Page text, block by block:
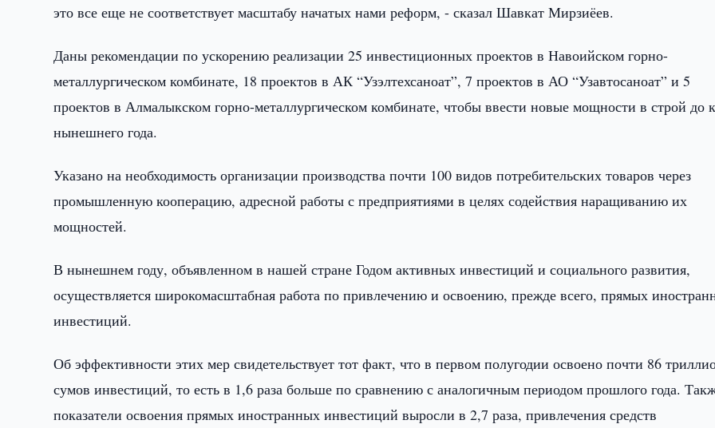
это все еще не соответствует масштабу начатых нами реформ, - сказал Шавкат Мирзиёев.
Даны рекомендации по ускорению реализации 25 инвестиционных проектов в Навоийском горно-
металлургическом комбинате, 18 проектов в АК “Узэлтехсаноат”, 7 проектов в АО “Узавтосаноат” и 5
проектов в Алмалыкском горно-металлургическом комбинате, чтобы ввести новые мощности в строй до
нынешнего года.
Указано на необходимость организации производства почти 100 видов потребительских товаров через
промышленную кооперацию, адресной работы с предприятиями в целях содействия наращиванию их
мощностей.
В нынешнем году, объявленном в нашей стране Годом активных инвестиций и социального развития,
осуществляется широкомасштабная работа по привлечению и освоению, прежде всего, прямых
инвестиций.
Об эффективности этих мер свидетельствует тот факт, что в первом полугодии освоено почти 86
сумов инвестиций, то есть в 1,6 раза больше по сравнению с аналогичным периодом прошлого года.
показатели освоения прямых иностранных инвестиций выросли в 2,7 раза, привлечения средств